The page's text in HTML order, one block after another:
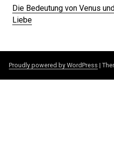
Die Bedeutung von Venus
Liebe
Proudly powered by WordPress |